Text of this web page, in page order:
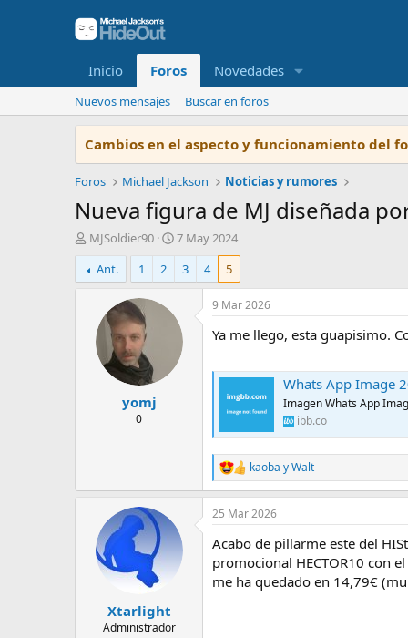
Inicio Foros Novedades
Nuevos mensajes Buscar en foros
Cambios en el aspecto y funcionamiento del
Foros Michael Jackson Noticias y rumores
Nueva figura de MJ diseñada
I
n
i
c
MJSoldier90
F
e
h
d
e
n
7 May 2024
Ant.
1 2 3 4 5
yomj
0
9 Mar 2026
Ya me llego, esta guapisimo.
Whats App Image
Imagen Whats App
ibb.co
R
e
a
c
i
o
e
kaoba yWalt
Xtarlight
Administrador
25 Mar 2026
Acabo de pillarme este del
promocional HECTOR10 con
me ha quedado en 14,79€